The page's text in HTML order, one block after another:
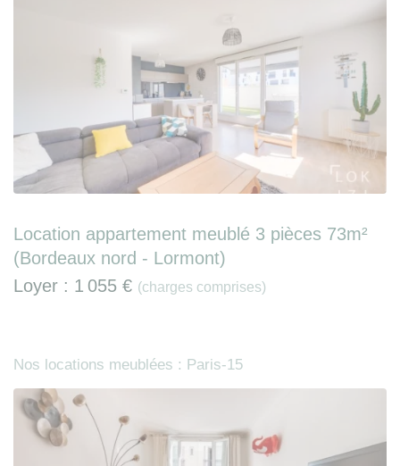
Location appartement meublé 3 pièces 73m²
(Bordeaux nord - Lormont)
Loyer : 1 055 € (charges comprises)
Nos locations meublées : Paris-15